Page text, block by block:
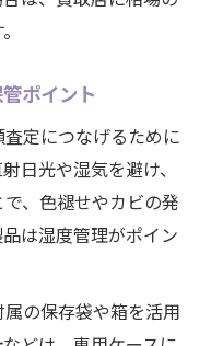
ポイント
定につなげるために
日光や湿気を避け、
、色褪せやカビの発
は湿度管理がポイン
の保存袋や箱を活用